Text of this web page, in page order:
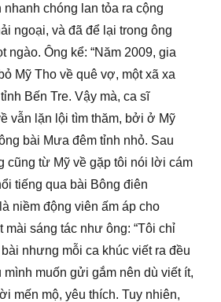
chóng lan tỏa ra cộng
ngoại, và đã để lại trong ông
ngào. Ông kể: “Năm 2009, gia
Mỹ Tho về quê vợ, một xã xa
Bến Tre. Vậy mà, ca sĩ
vẫn lặn lội tìm thăm, bởi ở Mỹ
bài Mưa đêm tỉnh nhỏ. Sau
cũng từ Mỹ về gặp tôi nói lời cám
tiếng qua bài Bông điên
niềm động viên ấm áp cho
mài sáng tác như ông: “Tôi chỉ
nhưng mỗi ca khúc viết ra đều
muốn gửi gắm nên dù viết ít,
mến mộ, yêu thích. Tuy nhiên,